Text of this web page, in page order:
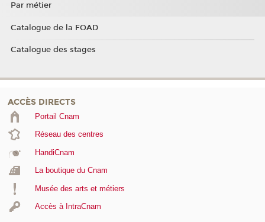
Par métier
Catalogue de la FOAD
Catalogue des stages
ACCÈS DIRECTS
Portail Cnam
Réseau des centres
HandiCnam
La boutique du Cnam
Musée des arts et métiers
Accès à IntraCnam